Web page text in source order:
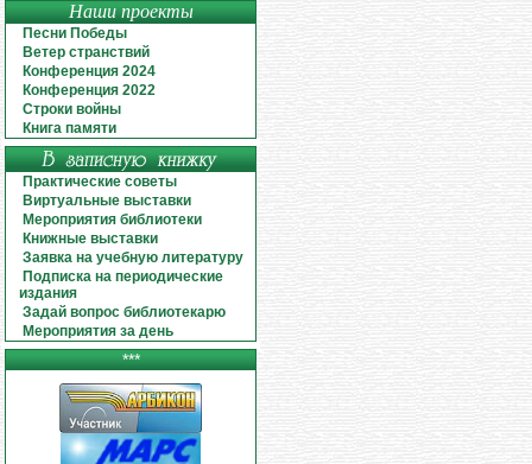
Наши проекты
Песни Победы
Ветер странствий
Конференция 2024
Конференция 2022
Строки войны
Книга памяти
Практические советы
Виртуальные выставки
Мероприятия библиотеки
Книжные выставки
Заявка на учебную литературу
Подписка на периодические
издания
Задай вопрос библиотекарю
Мероприятия за день
***